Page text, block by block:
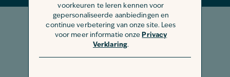
voorkeuren te leren kennen voor
gepersonaliseerde aanbiedingen en
continue verbetering van onze site. Lees
voor meer informatie onze Privacy
Verklaring.